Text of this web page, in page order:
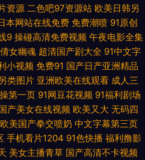
人超碰 午夜局厂91爱爱 91官网 草逼视
日韩精品巨乳无码 亚洲成网站 91视色
日韩中文字幕豆花 影音先锋成人久 97
社区肏屄视频 男女色色大全套 手机在
品日韩 青青伊人视频 午夜寂寞视频 91
资源 二色吧97资源站 欧美日韩另
本网站在线免费 免费潮喷 91原创
9 操碰高清免费视频 午夜电影全集
女幽魂 超清国产剧大全 91中文字
小视频 免费91 国产日产亚洲精品
类图片 亚洲欧美在线观看 成人三
第一页 91网豆花视频 91福利剧场
产美女在线视频 欧美又大 无码四
欧美国产拳交喷奶 中文字幕第三页
手机看片1204 91色快播 福利撸影
美女主播青草 国产高清不卡视频